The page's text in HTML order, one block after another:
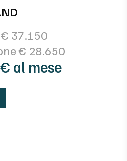
37.150
€ 28.650
al mese